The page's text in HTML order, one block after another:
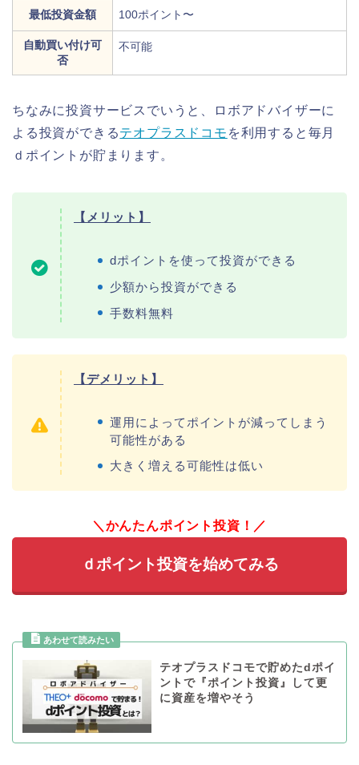
最低投資金額 100ポイント〜
自動買い付け可
否
不可能
ちなみに投資サービスでいうと、ロボアドバイザーに
よる投資ができるテオプラスドコモ を利用すると毎月
ｄポイントが貯まります。
【メリット】
dポイントを使って投資ができる
少額から投資ができる
手数料無料
【デメリット】
運用によってポイントが減ってしまう
可能性がある
大きく増える可能性は低い
＼かんたんポイント投資！／
ｄポイント投資を始めてみる
テオプラスドコモで貯めたdポイ
ントで『ポイント投資』して更
に資産を増やそう